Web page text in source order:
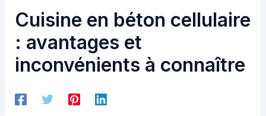
Cuisine en béton cellulaire
: avantages et
inconvénients à connaître